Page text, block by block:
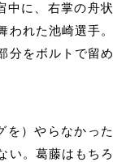
に、 右掌の舟状
われた池崎選手。
分をボルトで留め
を）やらなかった
い。葛藤はもちろ